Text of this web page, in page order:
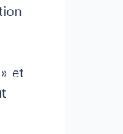
et